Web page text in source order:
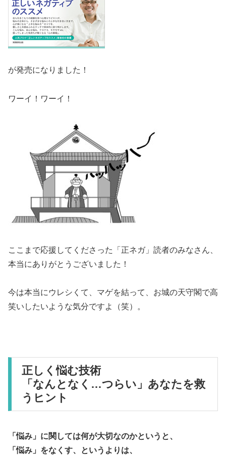
が発売になりました！
ワーイ！ワーイ！
ここまで応援してくださった「正ネガ」読者のみなさん、
本当にありがとうございました！
今は本当にウレシくて、マゲを結って、お城の天守閣で高
笑いしたいような気分ですよ（笑）。
正しく悩む技術
「なんとなく…つらい」あなたを救
うヒント
「悩み」に関しては何が大切なのかというと、
「悩み」をなくす、というよりは、